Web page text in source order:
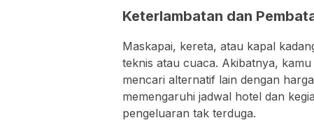
Keterlambatan dan
Maskapai, kereta, atau kapal
teknis atau cuaca. Akibatnya,
mencari alternatif lain dengan
memengaruhi jadwal hotel dan
pengeluaran tak terduga.